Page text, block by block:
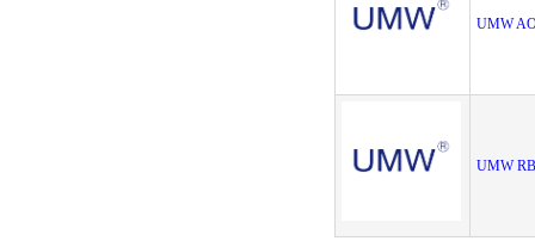
UMW
UMW